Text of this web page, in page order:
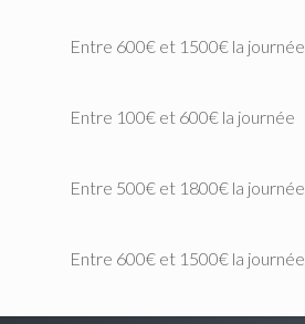
Entre 600€ et 1500€ la journée
Entre 100€ et 600€ la journée
Entre 500€ et 1800€ la journée
Entre 600€ et 1500€ la journée